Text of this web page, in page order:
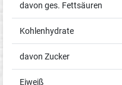
davon ges. Fettsäuren
Kohlenhydrate
davon Zucker
Eiweiß